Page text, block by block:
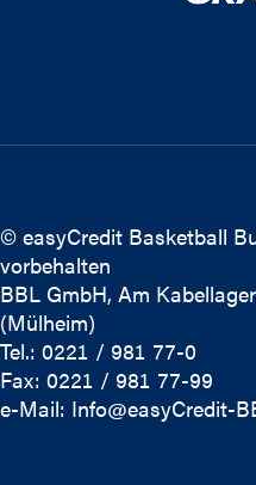
© easyCredit Basketball
vorbehalten
BBL GmbH, Am
(Mülheim)
Tel.: 0221 / 981 77-0
Fax: 0221 / 981 77-99
e-Mail: Info@easyCredit-